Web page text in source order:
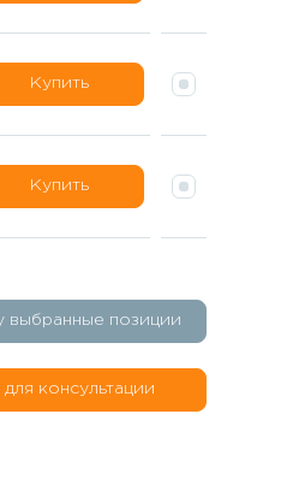
Купить
Купить
выбранные позиции
для консультации